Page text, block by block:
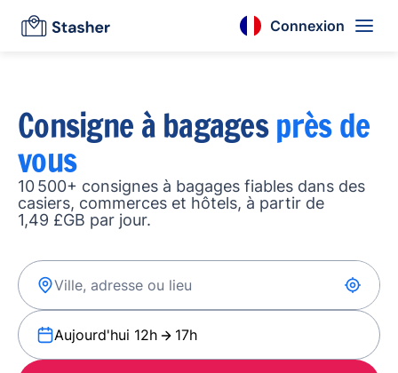
Connexion
Consigne à bagagesprès de
vous
10 500+ consignes à bagages fiables dans des
casiers, commerces et hôtels, à partir de
1,49 £GB par jour.
Aujourd'hui 12h 17h